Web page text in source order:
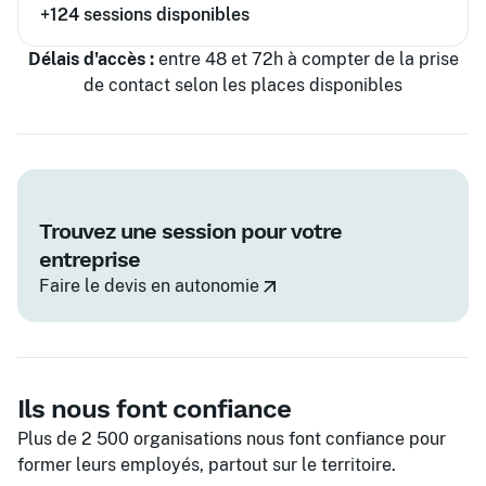
+124 sessions disponibles
Délais d'accès :entre 48 et 72h à compter de la prise
de contact selon les places disponibles
Trouvez une session pour votre
entreprise
Faire le devis en autonomie
Ils nous font confiance
Plus de 2 500 organisations nous font confiance pour
former leurs employés, partout sur le territoire.